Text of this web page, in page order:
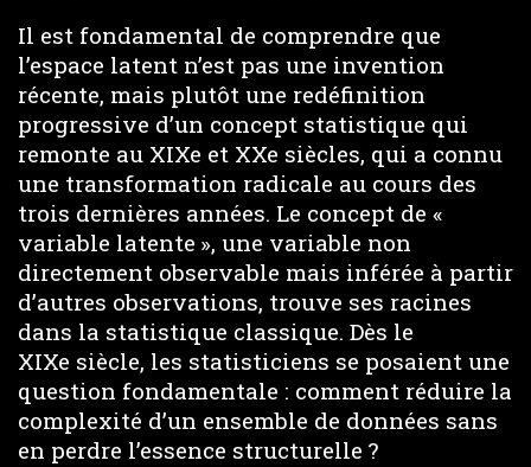
Il est fondamental de comprendre que
l’espace latent n’est pas une invention
récente, mais plutôt une redéfinition
progressive d’un concept statistique qui
remonte au XIXe et XXe siècles, qui a connu
une transformation radicale au cours des
trois dernières années. Le concept de «
variable latente », une variable non
directement observable mais inférée à partir
d’autres observations, trouve ses racines
dans la statistique classique. Dès le
XIXe siècle, les statisticiens se posaient une
question fondamentale : comment réduire la
complexité d’un ensemble de données sans
en perdre l’essence structurelle ?